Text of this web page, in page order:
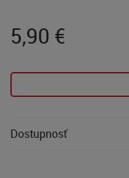
5,90 €
Dostupnosť